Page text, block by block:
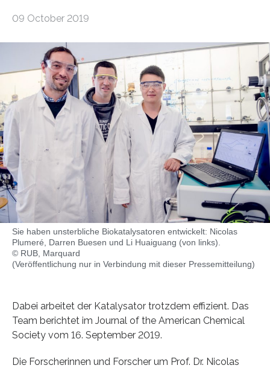
09 October 2019
Sie haben unsterbliche Biokatalysatoren entwickelt: Nicolas
Plumeré, Darren Buesen und Li Huaiguang (von links).
© RUB, Marquard
(Veröffentlichung nur in Verbindung mit dieser Pressemitteilung)
Dabei arbeitet der Katalysator trotzdem effizient. Das
Team berichtet im Journal of the American Chemical
Society vom 16. September 2019.
Die Forscherinnen und Forscher um Prof. Dr. Nicolas